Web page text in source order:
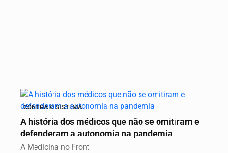
CONTRA O SISTEMA
A história dos médicos que não se omitiram e
defenderam a autonomia na pandemia
A Medicina no Front